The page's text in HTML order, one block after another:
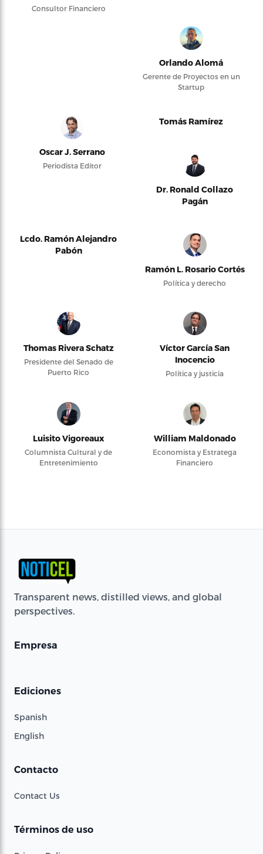
Consultor Financiero
Orlando Alomá
Gerente de Proyectos en un
Startup
Oscar J. Serrano
Periodista Editor
Tomás Ramírez
Dr. Ronald Collazo
Pagán
Lcdo. Ramón Alejandro
Pabón
Ramón L. Rosario Cortés
Política y derecho
Thomas Rivera Schatz
Presidente del Senado de
Puerto Rico
Víctor García San
Inocencio
Política y justicia
Luisito Vigoreaux
Columnista Cultural y de
Entretenimiento
William Maldonado
Economista y Estratega
Financiero
Transparent news, distilled views, and global
perspectives.
Empresa
Ediciones
Spanish
English
Contacto
Contact Us
Términos de uso